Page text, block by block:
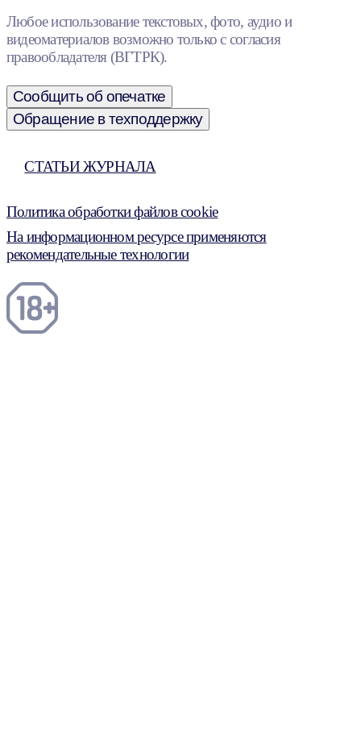
Любое использование текстовых, фото, аудио и
видеоматериалов возможно только с согласия
правообладателя (ВГТРК).
Сообщить об опечатке
Обращение в техподдержку
СТАТЬИ ЖУРНАЛА
Политика обработки файлов cookie
На информационном ресурсе применяются
рекомендательные технологии